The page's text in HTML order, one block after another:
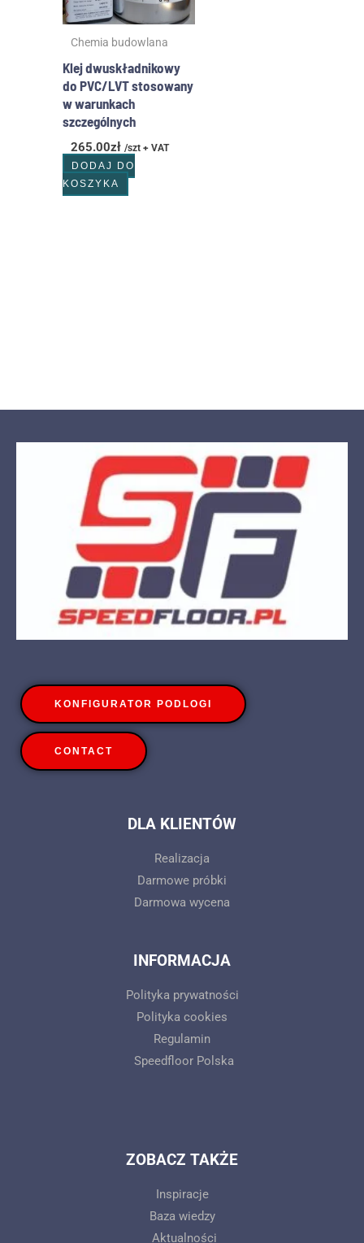
Chemia budowlana
Klej dwuskładnikowy
do PVC/LVT stosowany
w warunkach
szczególnych
265.00zł /szt + VAT
DODAJ DO
KOSZYKA
KONFIGURATOR PODLOGI
CONTACT
DLA KLIENTÓW
Realizacja
Darmowe próbki
Darmowa wycena
INFORMACJA
Polityka prywatności
Polityka cookies
Regulamin
Speedfloor Polska
ZOBACZ TAKŻE
Inspiracje
Baza wiedzy
Aktualności